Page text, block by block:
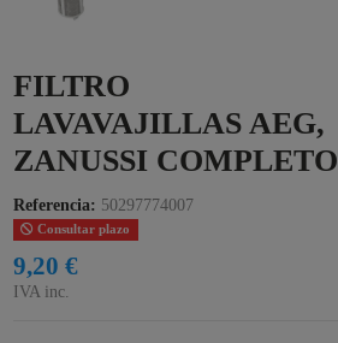
FILTRO
LAVAVAJILLAS AEG,
ZANUSSI COMPLETO
Referencia: 50297774007
Consultar plazo
9,20 €
IVA inc.